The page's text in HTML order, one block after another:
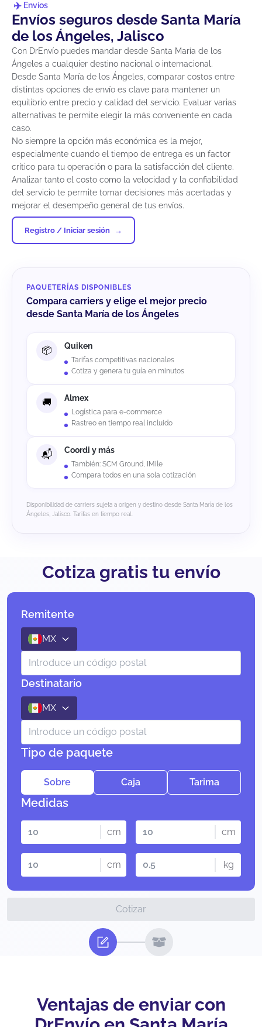
Envíos
Envíos seguros desde Santa María
de los Ángeles, Jalisco
Con DrEnvío puedes mandar desde Santa María de los
Ángeles a cualquier destino nacional o internacional.
Desde Santa María de los Ángeles, comparar costos entre
distintas opciones de envío es clave para mantener un
equilibrio entre precio y calidad del servicio. Evaluar varias
alternativas te permite elegir la más conveniente en cada
caso.
No siempre la opción más económica es la mejor,
especialmente cuando el tiempo de entrega es un factor
crítico para tu operación o para la satisfacción del cliente.
Analizar tanto el costo como la velocidad y la confiabilidad
del servicio te permite tomar decisiones más acertadas y
mejorar el desempeño general de tus envíos.
Registro / Iniciar sesión
PAQUETERÍAS DISPONIBLES
Compara carriers y elige el mejor precio
desde Santa María de los Ángeles
Quiken
Tarifas competitivas nacionales
Cotiza y genera tu guía en minutos
Almex
Logística para e-commerce
Rastreo en tiempo real incluido
Coordi y más
También: SCM Ground, IMile
Compara todos en una sola cotización
Disponibilidad de carriers sujeta a origen y destino desde Santa María de los
Ángeles, Jalisco. Tarifas en tiempo real.
Cotiza gratis tu envío
Remitente
MX
Destinatario
MX
Tipo de paquete
Sobre Caja Tarima
Medidas
cm cm
cm kg
Cotizar
Ventajas de enviar con